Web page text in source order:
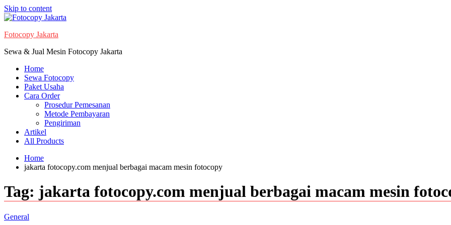
Skip to content
Fotocopy Jakarta
Sewa & Jual Mesin Fotocopy Jakarta
Home
Sewa Fotocopy
Paket Usaha
Cara Order
Prosedur Pemesanan
Metode Pembayaran
Pengiriman
Artikel
All Products
Home
jakarta fotocopy.com menjual berbagai macam mesin fotocopy
Tag: jakarta fotocopy.com menjual berbagai macam mesin
General